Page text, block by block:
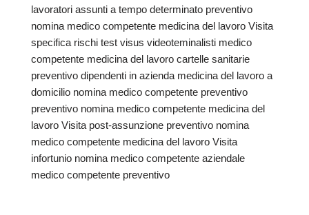
lavoratori assunti a tempo determinato preventivo
nomina medico competente medicina del lavoro Visita
specifica rischi test visus videoteminalisti medico
competente medicina del lavoro cartelle sanitarie
preventivo dipendenti in azienda medicina del lavoro a
domicilio nomina medico competente preventivo
preventivo nomina medico competente medicina del
lavoro Visita post-assunzione preventivo nomina
medico competente medicina del lavoro Visita
infortunio nomina medico competente aziendale
medico competente preventivo